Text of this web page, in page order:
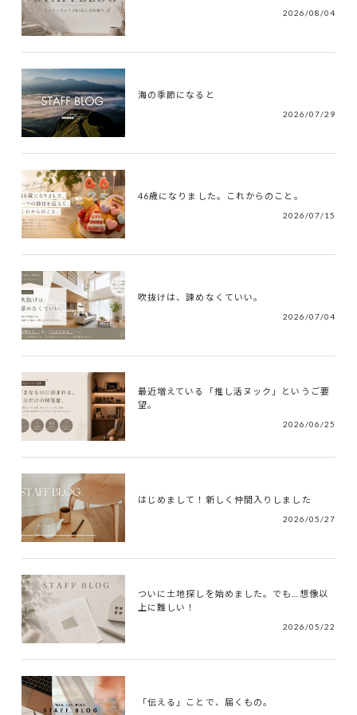
2026/08/04
海の季節になると
2026/07/29
46歳になりました。これからのこと。
2026/07/15
吹抜けは、諫めなくていい。
2026/07/04
最近増えている「推し活ヌック」というご要
望。
2026/06/25
はじめまして！新しく仲間入りしました
2026/05/27
ついに土地探しを始めました。でも…想像以
上に難しい！
2026/05/22
「伝える」ことで、届くもの。